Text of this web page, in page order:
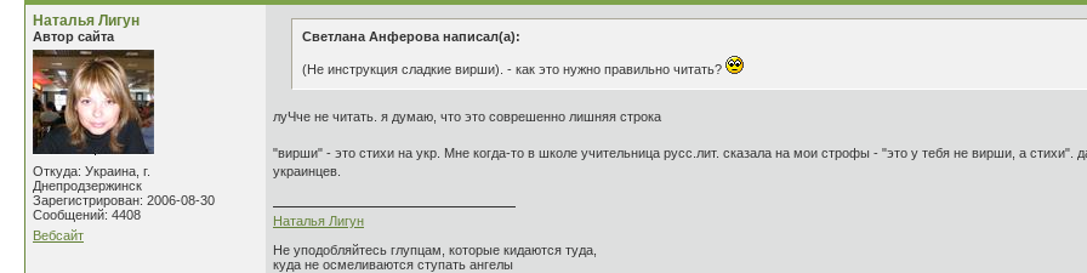
Наталья Лигун
Автор сайта
Откуда: Украина, г.
Днепродзержинск
Зарегистрирован: 2006-08-30
Сообщений: 4408
Вебсайт
Светлана Анферова написал(а):
(Не инструкция сладкие вирши). - как это нужно правильно читать?
луЧче не читать. я думаю, что это соврешенно лишняя строка
"вирши" - это стихи на укр. Мне когда-то в школе учительница русс.лит. сказала на мои строфы - "это у тебя не вирши, а
украинцев.
Наталья Лигун
Не уподобляйтесь глупцам, которые кидаются туда,
куда не осмеливаются ступать ангелы